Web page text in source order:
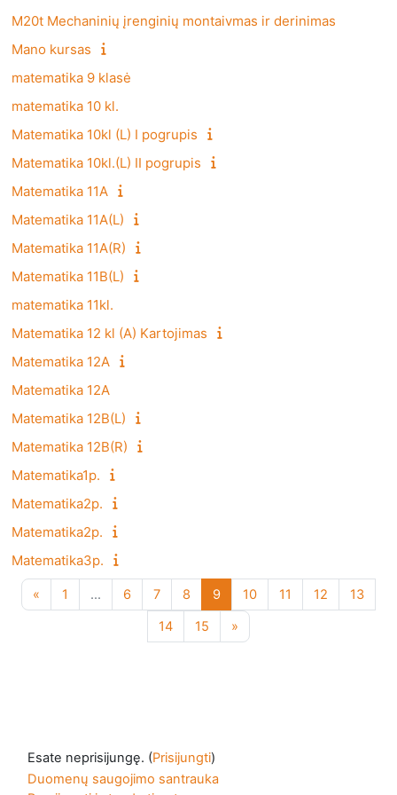
M20t Mechaninių įrenginių montaivmas ir derinimas
Mano kursas
matematika 9 klasė
matematika 10 kl.
Matematika 10kl (L) I pogrupis
Matematika 10kl.(L) II pogrupis
Matematika 11A
Matematika 11A(L)
Matematika 11A(R)
Matematika 11B(L)
matematika 11kl.
Matematika 12 kl (A) Kartojimas
Matematika 12A
Matematika 12A
Matematika 12B(L)
Matematika 12B(R)
Matematika1p.
Matematika2p.
Matematika2p.
Matematika3p.
« Ankstesnis puslapis
1 1 puslapis
… 66 puslapis
77 puslapis
8 8 puslapis
99 puslapis
1010 puslapis
11 11 puslapis
12 12 puslapis
1313
1414 puslapis
1515 puslapis
»Kitas puslapis
Esate neprisijungę. (Prisijungti)
Duomenų saugojimo santrauka